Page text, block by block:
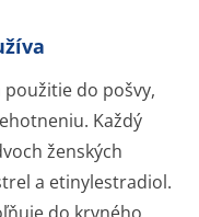
do pošvy,
Každý
ženských
a etinylestradiol.